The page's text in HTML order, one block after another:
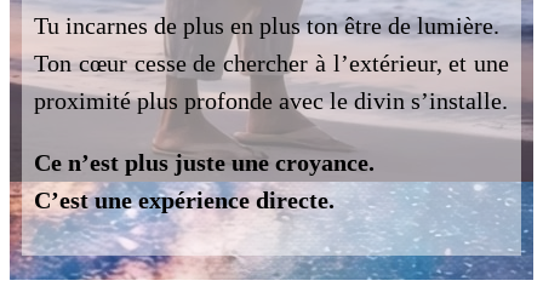
Tu incarnes de plus en plus ton être de lumière.
Ton cœur cesse de chercher à l’extérieur, et une
proximité plus profonde avec le divin s’installe.
Ce n’est plus juste une croyance.
C’est une expérience directe.